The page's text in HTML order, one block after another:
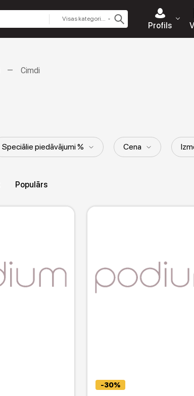
Visas kategorijas
Profils
Cimdi
Speciālie piedāvājumi % Cena
Populārs
-30%